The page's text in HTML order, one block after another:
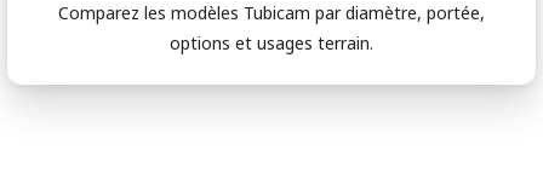
Comparez les modèles Tubicam par diamètre, portée,
options et usages terrain.